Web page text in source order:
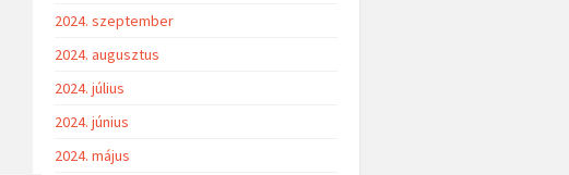
2024. szeptember
2024. augusztus
2024. július
2024. június
2024. május